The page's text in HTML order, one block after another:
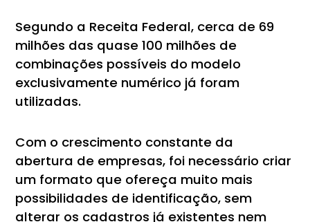
Segundo a Receita Federal, cerca de 69
milhões das quase 100 milhões de
combinações possíveis do modelo
exclusivamente numérico já foram
utilizadas.
Com o crescimento constante da
abertura de empresas, foi necessário criar
um formato que ofereça muito mais
possibilidades de identificação, sem
alterar os cadastros já existentes nem